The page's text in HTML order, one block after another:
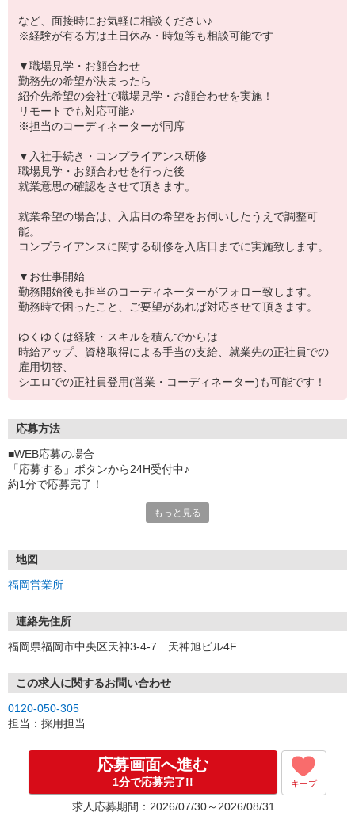
など、面接時にお気軽に相談ください♪
※経験が有る方は土日休み・時短等も相談可能です
▼職場見学・お顔合わせ
勤務先の希望が決まったら
紹介先希望の会社で職場見学・お顔合わせを実施！
リモートでも対応可能♪
※担当のコーディネーターが同席
▼入社手続き・コンプライアンス研修
職場見学・お顔合わせを行った後
就業意思の確認をさせて頂きます。
就業希望の場合は、入店日の希望をお伺いしたうえで調整可
能。
コンプライアンスに関する研修を入店日までに実施致します。
▼お仕事開始
勤務開始後も担当のコーディネーターがフォロー致します。
勤務時で困ったこと、ご要望があれば対応させて頂きます。
ゆくゆくは経験・スキルを積んでからは
時給アップ、資格取得による手当の支給、就業先の正社員での
雇用切替、
シエロでの正社員登用(営業・コーディネーター)も可能です！
応募方法
■WEB応募の場合
「応募する」ボタンから24H受付中♪
約1分で応募完了！
①応募から3営業日を目安に、メールorお電話でご連絡します。
★スマホでWEB面接（LINEなど）・出張面接・事務所面接と選べま
す
③面接実施（履歴書不要）
※ご希望があれば、職場見学の調整もOKです！
お気軽にご応募ください♪
もっと見る
地図
福岡営業所
連絡先住所
福岡県福岡市中央区天神3-4-7 天神旭ビル4F
この求人に関するお問い合わせ
0120-050-305
担当：採用担当
応募画面へ進む
1分で応募完了!! キープ
求人応募期間：2026/07/30～2026/08/31